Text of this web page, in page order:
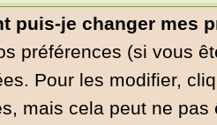
puis-je changer mes
préférences (si vous
Pour les modifier,
mais cela peut ne